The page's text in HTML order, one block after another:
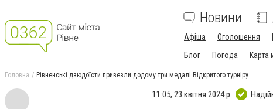
Новини
Афіша Оголошення
Блог
Погода Карта
Головна Рівненські дзюдоїсти привезли додому три медалі Відкритого турніру
11:05, 23 квітня 2024 р.